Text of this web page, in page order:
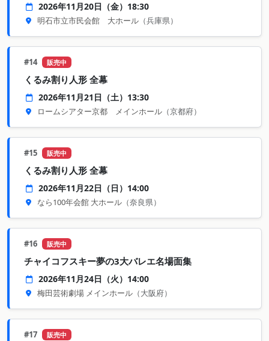
2026年11月20日（金）18:30
明石市立市民会館 大ホール （兵庫県）
#14 販売中
くるみ割り人形 全幕
2026年11月21日（土）13:30
ロームシアター京都 メインホール （京都府）
#15 販売中
くるみ割り人形 全幕
2026年11月22日（日）14:00
なら100年会館 大ホール （奈良県）
#16 販売中
チャイコフスキー夢の3大バレエ名場面集
2026年11月24日（火）14:00
梅田芸術劇場 メインホール （大阪府）
#17 販売中